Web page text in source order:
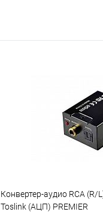
Конвертер-аудио RCA (R/
Toslink (АЦП) PREMIER